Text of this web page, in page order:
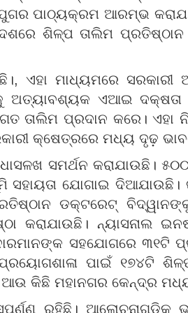
ପାଠ୍ୟକ୍ରମ ଆରମ୍ଭ
ଶିଳ୍ପ ତାଲିମ ପ୍ରତିଷ୍ଠାନ
ମାଧ୍ୟମରେ ସରକାରୀ
ଅତ୍ୟାବଶ୍ୟକ ଏଆଇ ଦକ୍ଷତା
ତାଲିମ ପ୍ରଦାନ କରେ।
କ୍ଷେତ୍ରରେ ମଧ୍ୟ ଦୃଢ଼
ସମର୍ଥନ କରାଯାଉଛି।
ଯୋଗାଇ ଦିଆଯାଉଛି।
ଡକ୍ଟରେଟ୍
କରାଯାଉଛି।
ସହଯୋଗରେ ୩୧ଟି
ପାଇଁ ୧୭୪ଟି
କିଛି ମହାନଗର କେନ୍ଦ୍ର
ରହିଛି। ଆଲୋଚନାଗୁଡ଼ିକ